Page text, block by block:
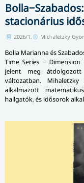
stacionárius
2026/1. Michaletzky
Bolla Marianna és
Time Series −
jelent meg
változatban.
alkalmazott
hallgatók, és idősorok